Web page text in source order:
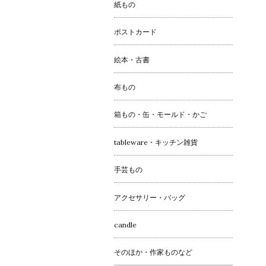
紙もの
ポストカード
絵本・古書
布もの
箱もの・缶・モールド・かご
tableware・キッチン雑貨
手芸もの
アクセサリー・バッグ
candle
そのほか・作家ものなど